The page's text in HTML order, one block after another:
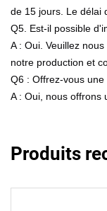
de 15 jours. Le délai
Q5. Est-il possible
A : Oui. Veuillez
notre production et
Q6 : Offrez-vous
A : Oui, nous offrons
Produits